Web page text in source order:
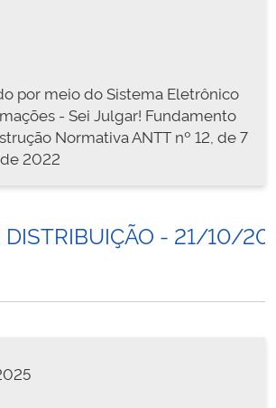
por meio do Sistema Eletrônico
- Sei Julgar! Fundamento
Normativa ANTT nº 12, de 7
2022
DISTRIBUIÇÃO - 21/10/